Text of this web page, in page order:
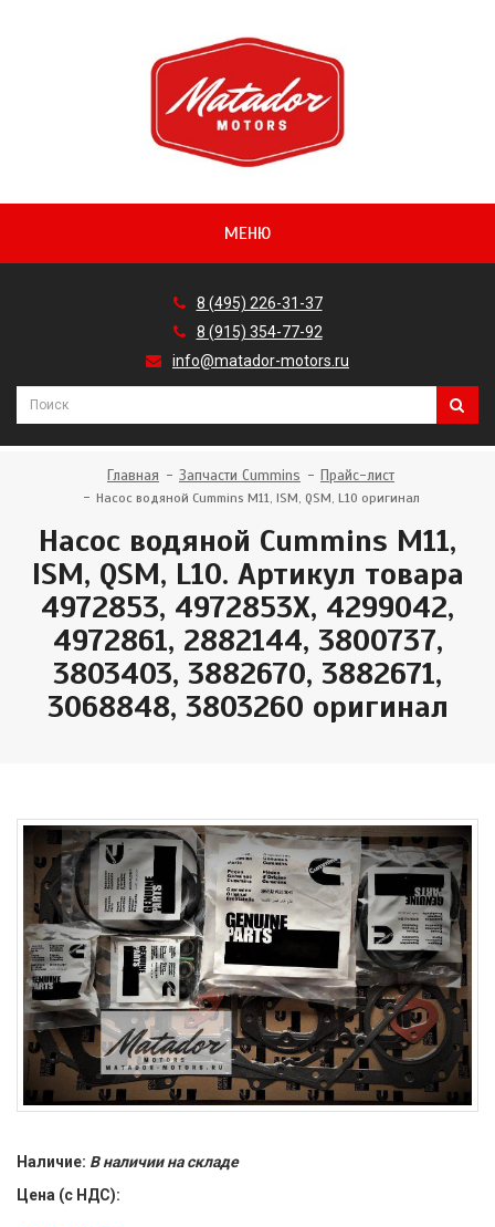
МЕНЮ
8 (495) 226-31-37
8 (915) 354-77-92
info@matador-motors.ru
Главная Запчасти Cummins Прайс-лист
Насос водяной Cummins M11, ISM, QSM, L10 оригинал
Насос водяной Cummins M11,
ISM, QSM, L10. Артикул товара
4972853, 4972853X, 4299042,
4972861, 2882144, 3800737,
3803403, 3882670, 3882671,
3068848, 3803260 оригинал
Наличие: В наличии на складе
Цена (с НДС):